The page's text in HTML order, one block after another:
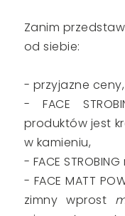
Zanim
od siebie:
- przyjazne ceny,
- FACE
produktów jest
w kamieniu,
- FACE
- FACE MATT
zimny wprost